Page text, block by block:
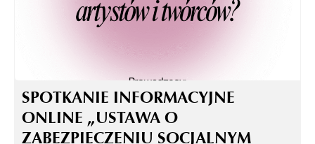
SPOTKANIE INFORMACYJNE
ONLINE „USTAWA O
ZABEZPIECZENIU SOCJALNYM